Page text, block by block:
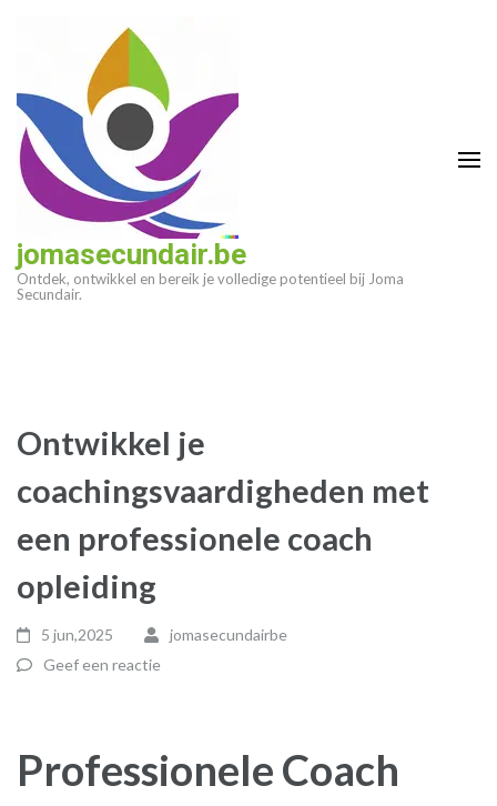
(druk
enter)
jomasecundair.be
Ontdek, ontwikkel en bereik je volledige potentieel bij Joma
Secundair.
Ontwikkel je
coachingsvaardigheden met
een professionele coach
opleiding
5 jun,2025
jomasecundairbe
Geef een reactie
Professionele Coach